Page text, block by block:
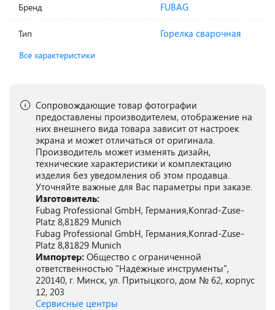
Бренд FUBAG
Тип Горелка сварочная
Все характеристики
Сопровождающие товар фотографии
предоставлены производителем, отображение на
них внешнего вида товара зависит от настроек
экрана и может отличаться от оригинала.
Производитель может изменять дизайн,
технические характеристики и комплектацию
изделия без уведомления об этом продавца.
Уточняйте важные для Вас параметры при заказе.
Изготовитель:
Fubag Professional GmbH, Германия,Konrad-Zuse-
Platz 8,81829 Munich
Fubag Professional GmbH, Германия,Konrad-Zuse-
Platz 8,81829 Munich
Импортер: Общество с ограниченной
ответственностью "Надёжные инструменты",
220140, г. Минск, ул. Притыцкого, дом № 62, корпус
12, 203
Сервисные центры